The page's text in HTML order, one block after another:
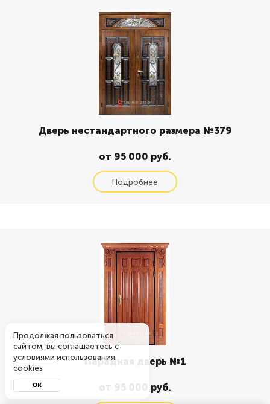
Дверь нестандартного размера №379
от 95 000 руб.
Парадная дверь №1
от 95 000 руб.
Продолжая пользоваться
сайтом, вы соглашаетесь с
условиями использования
cookies
ОК